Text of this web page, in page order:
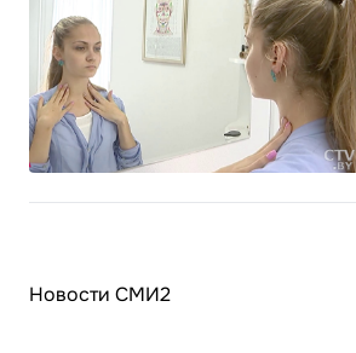
Новости СМИ2